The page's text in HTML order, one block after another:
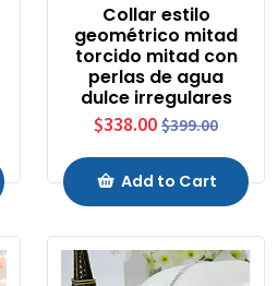
Collar estilo
geométrico mitad
torcido mitad con
perlas de agua
dulce irregulares
$338.00 $399.00
Add to Cart